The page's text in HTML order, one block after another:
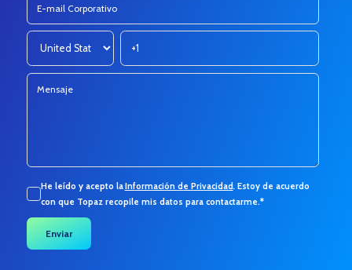
He leído y acepto laInformación de Privacidad.Estoy de acuerdo
con que Topaz recopile mis datos para contactarme.*